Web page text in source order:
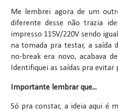
Me lembrei agora de um
diferente desse não trazia
impresso 115V/220V sendo
na tomada pra testar, a saída
no-break era novo, acabava
Identifiquei as saídas pra evitar
Importante lembrar que...
Só pra constar, a ideia aqui é